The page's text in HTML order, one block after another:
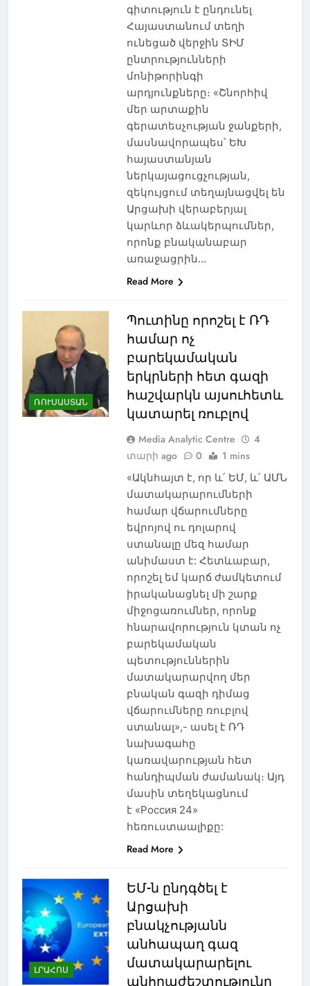
գիտություն է ընդունել
Հայաստանում տեղի
ունեցած վերջին ՏԻՄ
ընտրությունների
մոնիթորինգի
արդյունքները։ «Շնորհիվ
մեր արտաքին
գերատեսչության ջանքերի,
մասնավորապես՝ ԵԽ
հայաստանյան
ներկայացուցչության,
զեկույցում տեղայնացվել են
Արցախի վերաբերյալ
կարևոր ձևակերպումներ,
որոնք բնականաբար
առաջացրին…
Read More
ՌՈՒՍԱՍՏԱՆ
Պուտինը որոշել է ՌԴ
համար ոչ
բարեկամական
երկրների հետ գազի
հաշվարկն այսուհետև
կատարել ռուբլով
Media Analytic Centre
4
տարի ago
0 1 mins
«Ակնհայտ է, որ և՛ ԵՄ, և՛ ԱՄՆ
մատակարարումների
համար վճարումները
եվրոյով ու դոլարով
ստանալը մեզ համար
անիմաստ է: Հետևաբար,
որոշել եմ կարճ ժամկետում
իրականացնել մի շարք
միջոցառումներ, որոնք
հնարավորություն կտան ոչ
բարեկամական
պետություններին
մատակարարվող մեր
բնական գազի դիմաց
վճարումները ռուբլով
ստանալ»,- ասել է ՌԴ
նախագահը
կառավարության հետ
հանդիպման ժամանակ։ Այդ
մասին տեղեկացնում
է «Россия 24»
հեռուստաալիքը:
Read More
ԼՐԱՀՈՍ
ԵՄ-ն ընդգծել է
Արցախի
բնակչությանն
անհապաղ գազ
մատակարարելու
անհրաժեշտությունը